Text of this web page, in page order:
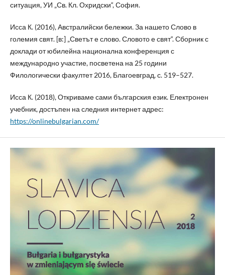
ситуация, УИ „Св. Кл. Охридски“, София.
Исса К. (2016), Австралийски бележки. За нашето Слово в
големия свят. [в:] „Светът е слово. Словото е свят“. Сборник с
доклади от юбилейна национална конференция с
международно участие, посветена на 25 години
Филологически факултет 2016, Благоевград, с. 519–527.
Исса К. (2018), Откриваме сами българския език. Електронен
учебник, достъпен на следния интернет адрес:
https://onlinebulgarian.com/